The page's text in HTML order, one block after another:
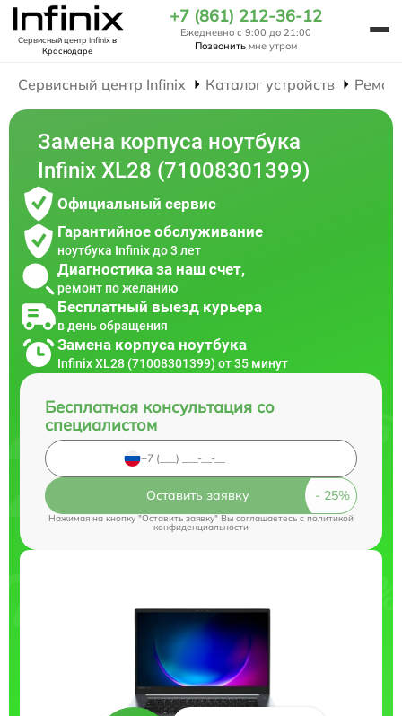
Сервисный центр Infinixв
Краснодаре
+7 (861) 212-36-12
Ежедневно с 9:00 до 21:00
Позвонить мне утром
Сервисный центр Infinix Каталог устройств
Замена корпуса ноутбука
Infinix XL28 (71008301399)
Официальный сервис
Гарантийное обслуживание
ноутбука Infinix до 3 лет
Диагностика за наш счет,
ремонт по желанию
Бесплатный выезд курьера
в день обращения
Замена корпуса ноутбука
Infinix XL28 (71008301399) от 35 минут
Бесплатная консультация со
специалистом
Оставить заявку
Нажимая на кнопку "Оставить заявку" Вы соглашаетесь cполитикой
конфиденциальности